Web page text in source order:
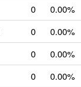
0
0.00%
0
0.00%
0
0.00%
0
0.00%